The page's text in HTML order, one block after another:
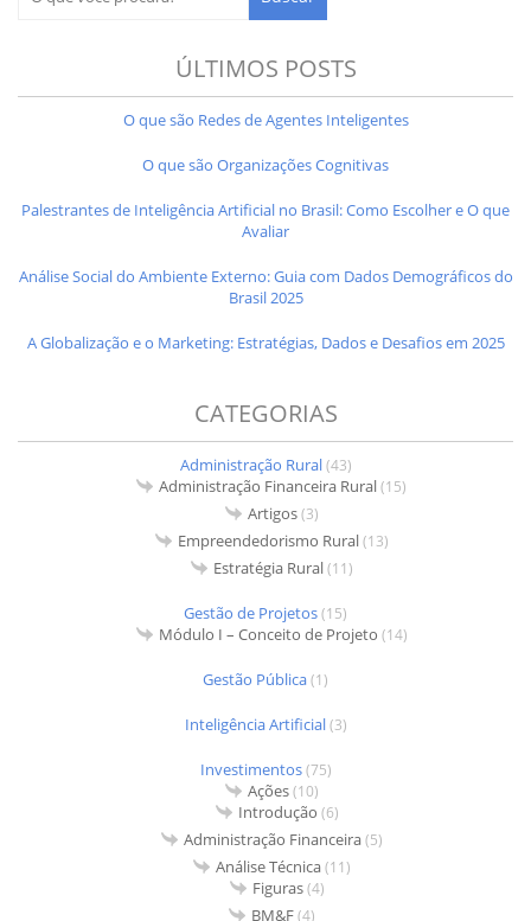
ÚLTIMOS POSTS
O que são Redes de Agentes Inteligentes
O que são Organizações Cognitivas
Palestrantes de Inteligência Artificial no Brasil: Como Escolher e O que
Avaliar
Análise Social do Ambiente Externo: Guia com Dados Demográficos do
Brasil 2025
A Globalização e o Marketing: Estratégias, Dados e Desafios em 2025
CATEGORIAS
Administração Rural(43)
Administração Financeira Rural(15)
Artigos(3)
Empreendedorismo Rural(13)
Estratégia Rural(11)
Gestão de Projetos(15)
Módulo I – Conceito de Projeto (14)
Gestão Pública(1)
Inteligência Artificial(3)
Investimentos(75)
Ações(10)
Introdução (6)
Administração Financeira(5)
Análise Técnica(11)
Figuras(4)
BM&F(4)